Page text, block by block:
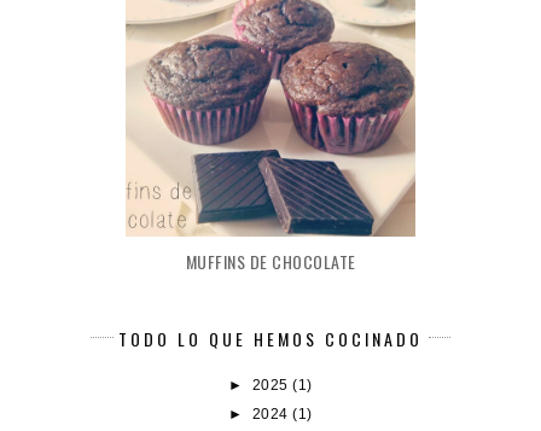
MUFFINS DE CHOCOLATE
TODO LO QUE HEMOS COCINADO
► 2025(1)
► 2024(1)